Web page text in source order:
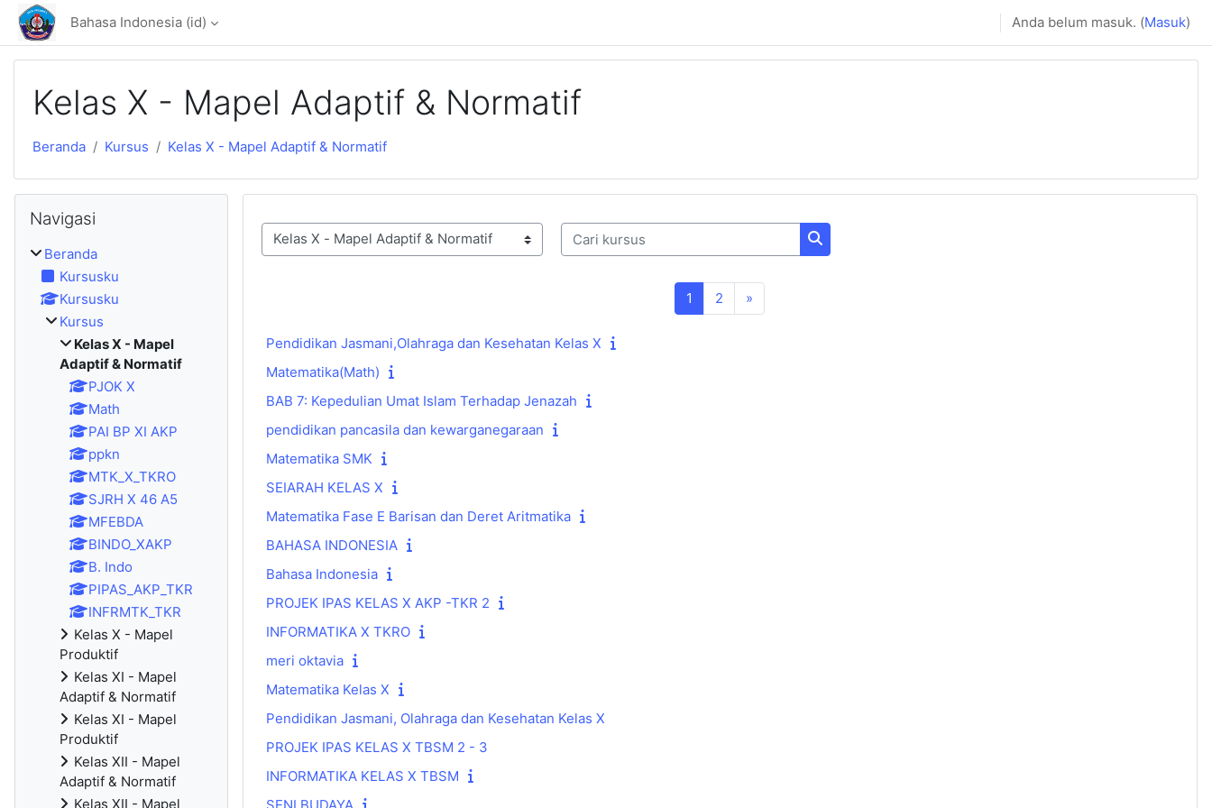
Lewati ke konten utama
Bahasa Indonesia ‎(id)‎ Anda belum masuk. (Masuk)
Kelas X - Mapel Adaptif & Normatif
Beranda Kursus Kelas X - Mapel Adaptif & Normatif
Kategori kursus
Cari kursus
Cari kursus
1 Halaman 1
2 Halaman 2
»
Pendidikan Jasmani,Olahraga dan Kesehatan Kelas X
Matematika(Math)
BAB 7: Kepedulian Umat Islam Terhadap Jenazah
pendidikan pancasila dan kewarganegaraan
Matematika SMK
SEIARAH KELAS X
Matematika Fase E Barisan dan Deret Aritmatika
BAHASA INDONESIA
Bahasa Indonesia
PROJEK IPAS KELAS X AKP -TKR 2
INFORMATIKA X TKRO
meri oktavia
Matematika Kelas X
Pendidikan Jasmani, Olahraga dan Kesehatan Kelas X
PROJEK IPAS KELAS X TBSM 2 - 3
INFORMATIKA KELAS X TBSM
SENI BUDAYA
Navigasi
Beranda
Kursusku
Kursusku
Kursus
Kelas X - Mapel
Adaptif & Normatif
PJOK X
Math
PAI BP XI AKP
ppkn
MTK_X_TKRO
SJRH X 46 A5
MFEBDA
BINDO_XAKP
B. Indo
PIPAS_AKP_TKR
INFRMTK_TKR
Kelas X - Mapel
Produktif
Kelas XI - Mapel
Adaptif & Normatif
Kelas XI - Mapel
Produktif
Kelas XII - Mapel
Adaptif & Normatif
Kelas XII - Mapel